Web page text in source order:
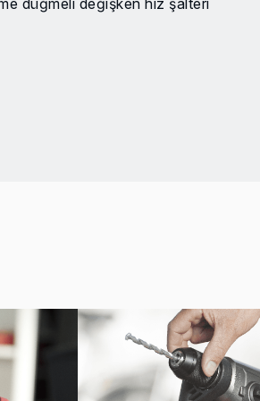
düğmeli değişken hız şalteri